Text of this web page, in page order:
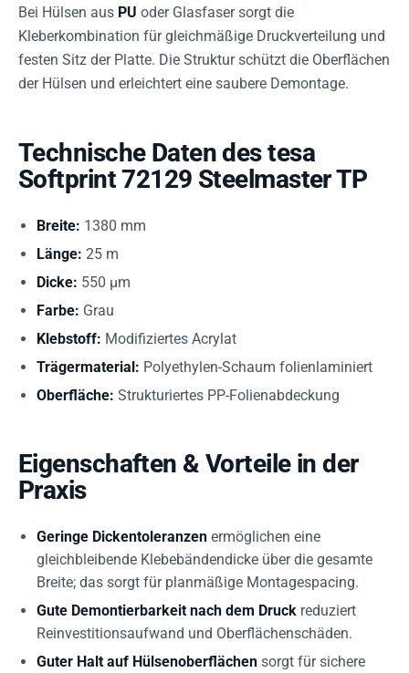
Bei Hülsen aus PU oder Glasfaser sorgt die
Kleberkombination für gleichmäßige Druckverteilung und
festen Sitz der Platte. Die Struktur schützt die Oberflächen
der Hülsen und erleichtert eine saubere Demontage.
Technische Daten des tesa
Softprint 72129 Steelmaster TP
Breite: 1380 mm
Länge: 25 m
Dicke: 550 µm
Farbe: Grau
Klebstoff: Modifiziertes Acrylat
Trägermaterial: Polyethylen-Schaum folienlaminiert
Oberfläche: Strukturiertes PP-Folienabdeckung
Eigenschaften & Vorteile in der
Praxis
Geringe Dickentoleranzen ermöglichen eine
gleichbleibende Klebebändendicke über die gesamte
Breite; das sorgt für planmäßige Montagespacing.
Gute Demontierbarkeit nach dem Druck reduziert
Reinvestitionsaufwand und Oberflächenschäden.
Guter Halt auf Hülsenoberflächen sorgt für sichere